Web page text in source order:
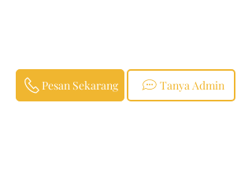
Tanya Admin
Pesan Sekarang